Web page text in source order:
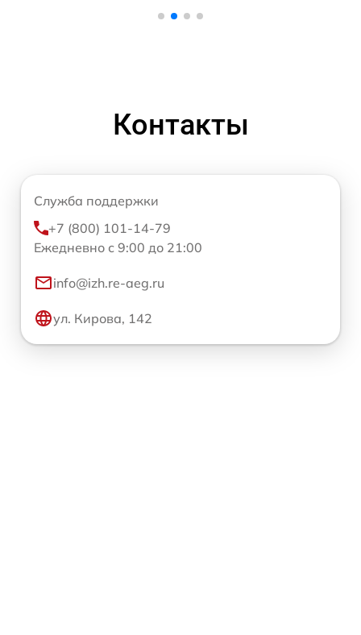
Контакты
Служба поддержки
+7 (800) 101-14-79
Ежедневно с 9:00 до 21:00
info@izh.re-aeg.ru
ул. Кирова, 142